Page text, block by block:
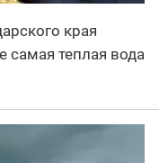
края
самая теплая вода